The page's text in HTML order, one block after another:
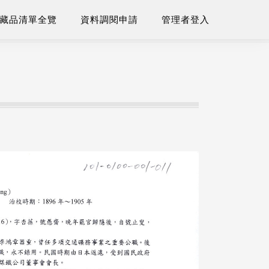
品清單全覽 資料調閱申請 管理者登入